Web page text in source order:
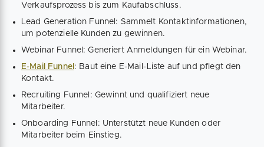
Verkaufsprozess bis zum Kaufabschluss.
Lead Generation Funnel: Sammelt Kontaktinformationen,
um potenzielle Kunden zu gewinnen.
Webinar Funnel: Generiert Anmeldungen für ein Webinar.
E-Mail Funnel : Baut eine E-Mail-Liste auf und pflegt den
Kontakt.
Recruiting Funnel: Gewinnt und qualifiziert neue
Mitarbeiter.
Onboarding Funnel: Unterstützt neue Kunden oder
Mitarbeiter beim Einstieg.